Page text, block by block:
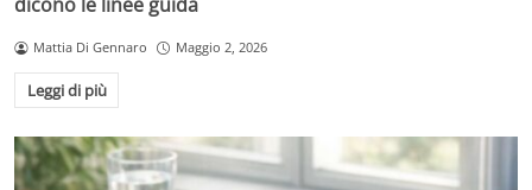
Mattia Di Gennaro Maggio 2, 2026
Leggi di più